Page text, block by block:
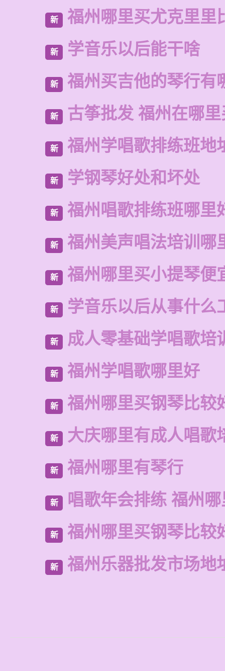
新 福州哪里买尤克里里
新 学音乐以后能干啥
新 福州买吉他的琴行有
新 古筝批发 福州在哪
新 福州学唱歌排练班地
新 学钢琴好处和坏处
新 福州唱歌排练班哪里
新 福州美声唱法培训哪
新 福州哪里买小提琴便
新 学音乐以后从事什么
新 成人零基础学唱歌培
新 福州学唱歌哪里好
新 福州哪里买钢琴比较
新 大庆哪里有成人唱歌
新 福州哪里有琴行
新 唱歌年会排练 福州
新 福州哪里买钢琴比较
新 福州乐器批发市场地